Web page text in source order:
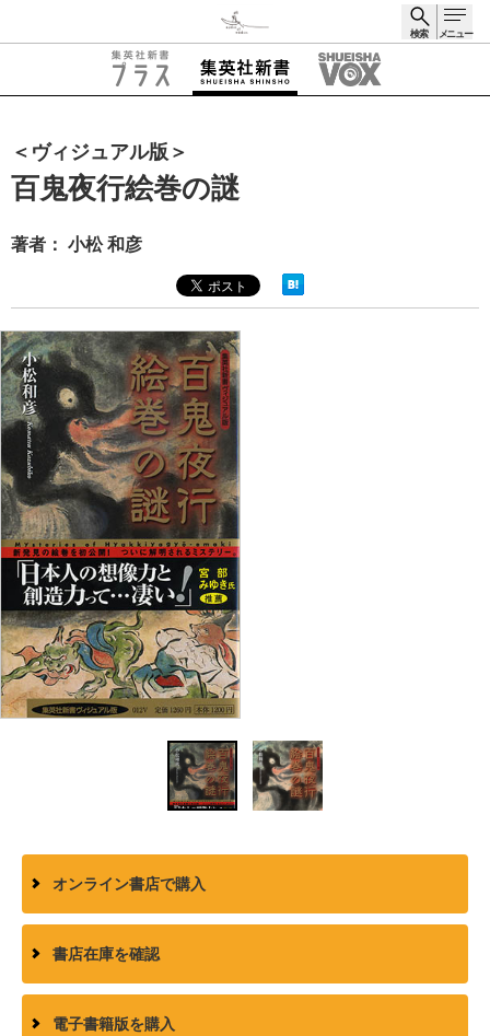
検索 メニュー
＜ヴィジュアル版＞
百鬼夜行絵巻の謎
著者： 小松 和彦
オンライン書店で購入
書店在庫を確認
電子書籍版を購入